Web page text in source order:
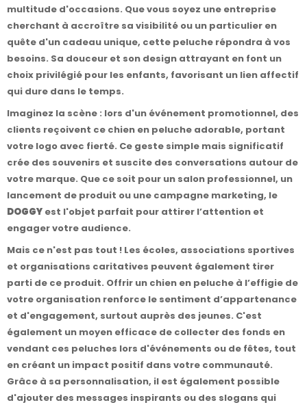
multitude d'occasions. Que vous soyez une entreprise
cherchant à accroître sa visibilité ou un particulier en
quête d'un cadeau unique, cette peluche répondra à vos
besoins. Sa douceur et son design attrayant en font un
choix privilégié pour les enfants, favorisant un lien affectif
qui dure dans le temps.
Imaginez la scène : lors d'un événement promotionnel, des
clients reçoivent ce chien en peluche adorable, portant
votre logo avec fierté. Ce geste simple mais significatif
crée des souvenirs et suscite des conversations autour de
votre marque. Que ce soit pour un salon professionnel, un
lancement de produit ou une campagne marketing, le
DOGGY est l'objet parfait pour attirer l’attention et
engager votre audience.
Mais ce n'est pas tout ! Les écoles, associations sportives
et organisations caritatives peuvent également tirer
parti de ce produit. Offrir un chien en peluche à l’effigie de
votre organisation renforce le sentiment d’appartenance
et d'engagement, surtout auprès des jeunes. C'est
également un moyen efficace de collecter des fonds en
vendant ces peluches lors d'événements ou de fêtes, tout
en créant un impact positif dans votre communauté.
Grâce à sa personnalisation, il est également possible
d'ajouter des messages inspirants ou des slogans qui